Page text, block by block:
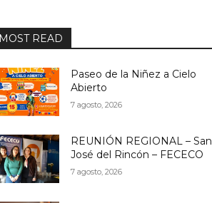
READ
Paseo de la Niñez a Cielo
Abierto
7 agosto, 2026
REUNIÓN REGIONAL – San
José del Rincón – FECECO
7 agosto, 2026